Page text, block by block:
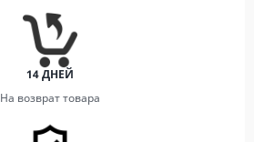
14 ДНЕЙ
На возврат товара